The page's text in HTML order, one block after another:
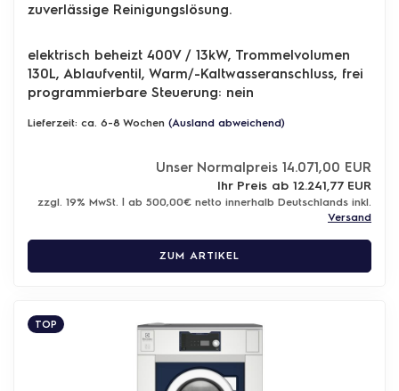
zuverlässige Reinigungslösung.
elektrisch beheizt 400V / 13kW, Trommelvolumen
130L, Ablaufventil, Warm/-Kaltwasseranschluss, frei
programmierbare Steuerung: nein
Lieferzeit: ca. 6-8 Wochen (Ausland abweichend)
Unser Normalpreis 14.071,00 EUR
Ihr Preis ab 12.241,77 EUR
zzgl. 19% MwSt. | ab 500,00€ netto innerhalb Deutschlands inkl.
Versand
ZUM ARTIKEL
TOP